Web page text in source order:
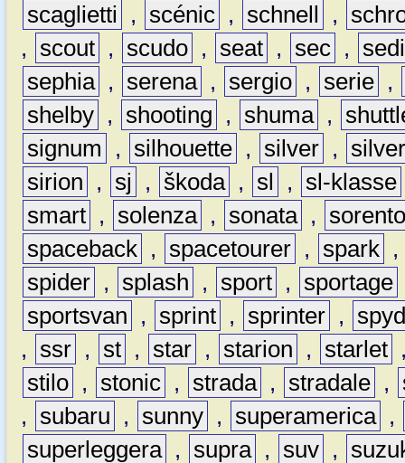
scaglietti
, scénic , schnell ,
,
scout , scudo , seat , sec ,
sephia , serena , sergio , serie ,
shelby , shooting , shuma ,
signum
, silhouette , silver ,
sirion
, sj , škoda , sl , sl-klasse
smart , solenza , sonata ,
spaceback , spacetourer , spark ,
spider , splash , sport , sportage
sportsvan
, sprint , sprinter ,
,
ssr , st , star , starion , starlet
stilo , stonic , strada , stradale ,
,
subaru , sunny , superamerica ,
superleggera , supra , suv ,